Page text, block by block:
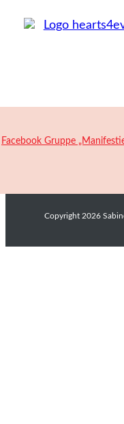
Facebook Gruppe
Copyright 2026